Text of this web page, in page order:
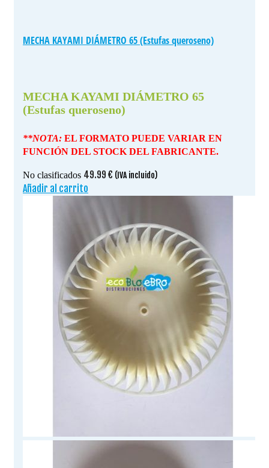
MECHA KAYAMI DIÁMETRO 65 (Estufas queroseno)
MECHA KAYAMI DIÁMETRO 65
(Estufas queroseno)
**NOTA: EL FORMATO PUEDE VARIAR EN
FUNCIÓN DEL STOCK DEL FABRICANTE.
No clasificados 49.99 € (IVA incluido)
Añadir al carrito